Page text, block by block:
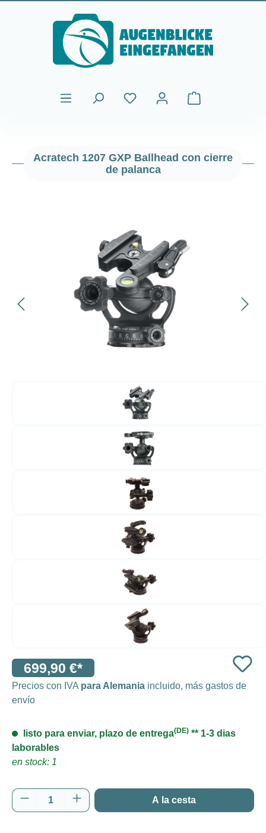
Saltar al contenido principal
El carrito de
Acratech 1207 GXP Ballhead con cierre
de palanca
699,90 €*
Precios con IVA para Alemania incluido, más gastos de
envío
listo para enviar, plazo de entrega(DE) ** 1-3 dias
laborables
en stock: 1
Cantidad del producto: introduce la
A la cesta